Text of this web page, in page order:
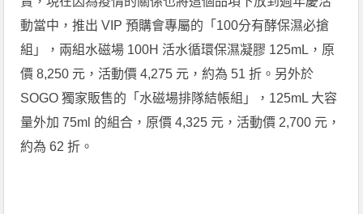
動當中，推出 VIP 預購會專屬的「100分有酵保濕必搶
組」，兩組水磁場 100H 活水循環保濕凝膠 125mL，原
價 8,250 元，活動價 4,275 元，約為 51 折。另外於
SOGO 獨家販售的「水磁場排隊結帳組」，125mL 大容
量外加 75ml 的組合，原價 4,325 元，活動價 2,700 元，
約為 62 折。